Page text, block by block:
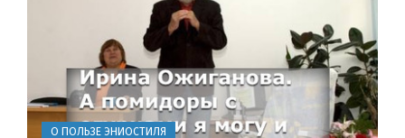
О ПОЛЬЗЕ ЭНИОСТИЛЯ